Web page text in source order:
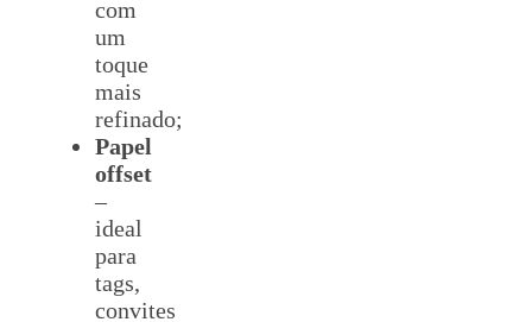
com
um
toque
mais
refinado;
Papel
offset
–
ideal
para
tags,
convites